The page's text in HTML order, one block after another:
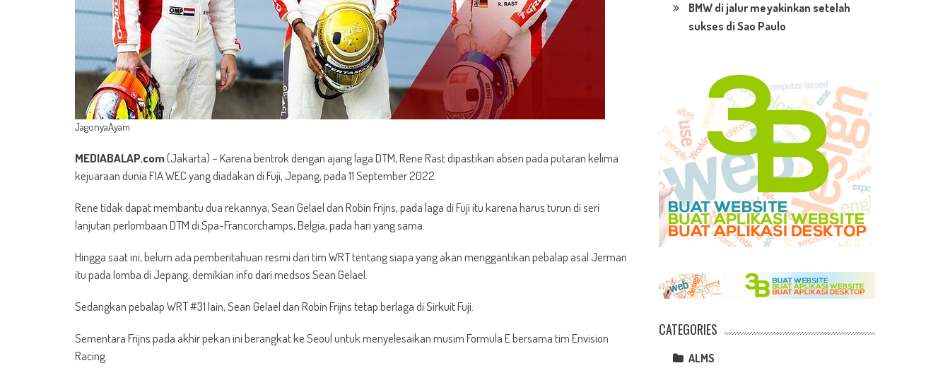
JagonyaAyam
MEDIABALAP.com(Jakarta) – Karena bentrok dengan ajang laga DTM, Rene Rast dipastikan absen pada putaran kelima
kejuaraan dunia FIA WEC yang diadakan di Fuji, Jepang, pada 11 September 2022.
Rene tidak dapat membantu dua rekannya, Sean Gelael dan Robin Frijns, pada laga di Fuji itu karena harus turun di seri
lanjutan perlombaan DTM di Spa-Francorchamps, Belgia, pada hari yang sama.
Hingga saat ini, belum ada pemberitahuan resmi dari tim WRT tentang siapa yang akan menggantikan pebalap asal Jerman
itu pada lomba di Jepang, demikian info dari medsos Sean Gelael.
Sedangkan pebalap WRT #31 lain, Sean Gelael dan Robin Frijns tetap berlaga di Sirkuit Fuji.
Sementara Frijns pada akhir pekan ini berangkat ke Seoul untuk menyelesaikan musim Formula E bersama tim Envision
Racing.
BMW di jalur meyakinkan setelah
sukses di Sao Paulo
CATEGORIES
ALMS